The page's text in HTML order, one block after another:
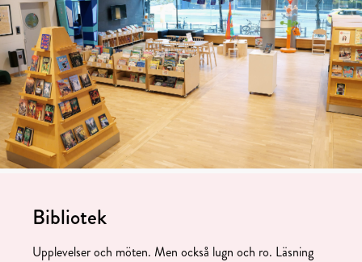
Bibliotek
Upplevelser och möten. Men också lugn och ro. Läsning